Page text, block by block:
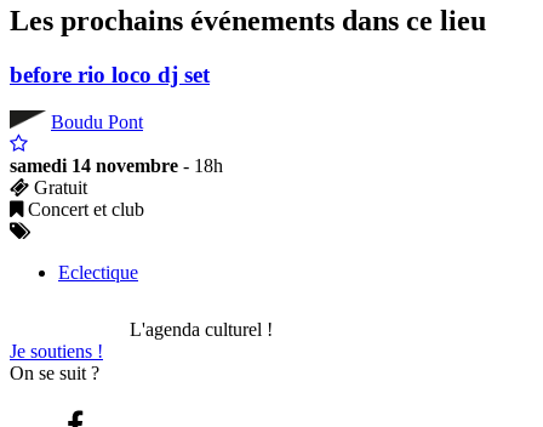
Les prochains événements dans ce lieu
before rio loco dj set
Boudu Pont
samedi 14 novembre - 18h
Gratuit
Concert et club
Eclectique
L'agenda culturel !
Je soutiens !
On se suit ?